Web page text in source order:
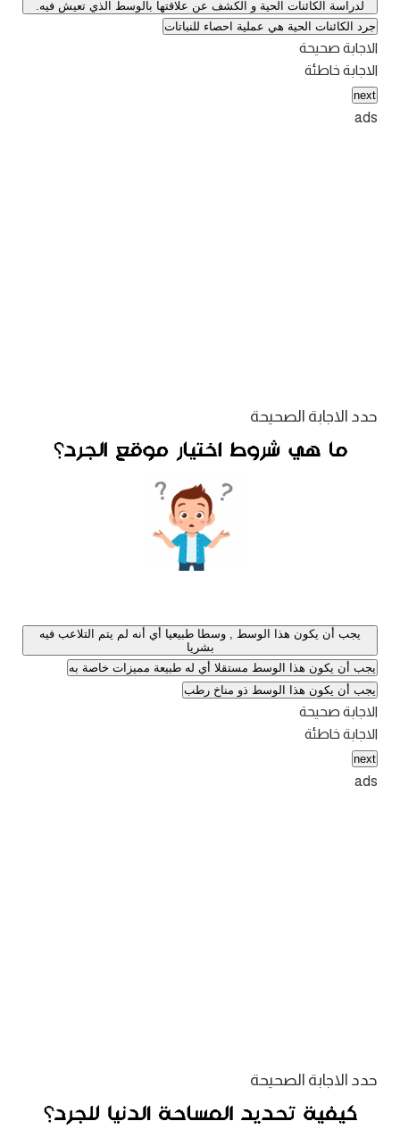
لدراسة الكائنات الحية و الكشف عن علاقتها بالوسط الذي تعيش فيه.
جرد الكائنات الحية هي عملية احصاء للنباتات
الاجابة صحيحة
الاجابة خاطئة
next
ads
حدد الاجابة الصحيحة
يجب أن يكون هذا الوسط , وسطا طبيعيا أي أنه لم يتم التلاعب فيه
بشريا
يجب أن يكون هذا الوسط مستقلا أي له طبيعة مميزات خاصة به
يجب أن يكون هذا الوسط ذو مناخ رطب
الاجابة صحيحة
الاجابة خاطئة
next
ads
حدد الاجابة الصحيحة